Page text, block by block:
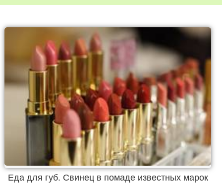
Еда для губ. Свинец в помаде известных марок